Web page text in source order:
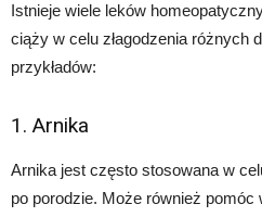
Istnieje wiele leków
ciąży w celu złagodzenia różnych
przykładów:
1. Arnika
Arnika jest często stosowana w
po porodzie. Może również pomóc